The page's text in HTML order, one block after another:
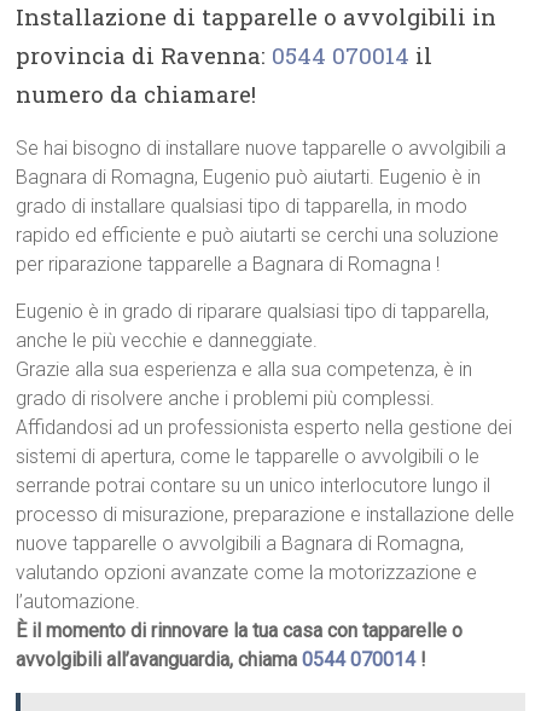
Installazione di tapparelle o avvolgibili in
provincia di Ravenna: 0544 070014 il
numero da chiamare!
Se hai bisogno di installare nuove tapparelle o avvolgibili a
Bagnara di Romagna, Eugenio può aiutarti. Eugenio è in
grado di installare qualsiasi tipo di tapparella, in modo
rapido ed efficiente e può aiutarti se cerchi una soluzione
per riparazione tapparelle a Bagnara di Romagna !
Eugenio è in grado di riparare qualsiasi tipo di tapparella,
anche le più vecchie e danneggiate.
Grazie alla sua esperienza e alla sua competenza, è in
grado di risolvere anche i problemi più complessi.
Affidandosi ad un professionista esperto nella gestione dei
sistemi di apertura, come le tapparelle o avvolgibili o le
serrande potrai contare su un unico interlocutore lungo il
processo di misurazione, preparazione e installazione delle
nuove tapparelle o avvolgibili a Bagnara di Romagna,
valutando opzioni avanzate come la motorizzazione e
l’automazione.
È il momento di rinnovare la tua casa con tapparelle o
avvolgibili all’avanguardia, chiama0544 070014!